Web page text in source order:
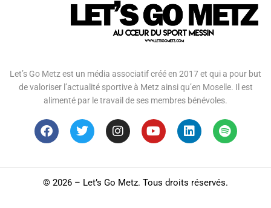
Let’s Go Metz est un média associatif créé en 2017 et qui a pour but
de valoriser l’actualité sportive à Metz ainsi qu’en Moselle. Il est
alimenté par le travail de ses membres bénévoles.
© 2026 – Let’s Go Metz. Tous droits réservés.